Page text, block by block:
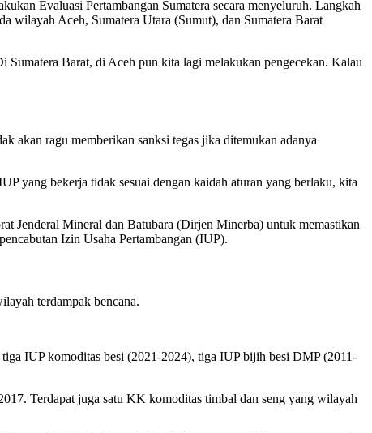
Evaluasi Pertambangan Sumatera secara menyeluruh. Langkah
wilayah Aceh, Sumatera Utara (Sumut), dan Sumatera Barat
Sumatera Barat, di Aceh pun kita lagi melakukan pengecekan. Kalau
akan ragu memberikan sanksi tegas jika ditemukan adanya
yang bekerja tidak sesuai dengan kaidah aturan yang berlaku, kita
Jenderal Mineral dan Batubara (Dirjen Minerba) untuk memastikan
Izin Usaha Pertambangan (IUP).
terdampak bencana.
IUP komoditas besi (2021-2024), tiga IUP bijih besi DMP (2011-
Terdapat juga satu KK komoditas timbal dan seng yang wilayah